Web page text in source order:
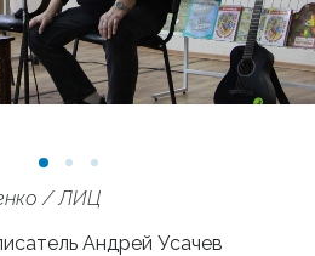
/ ЛИЦ
Андрей Усачев